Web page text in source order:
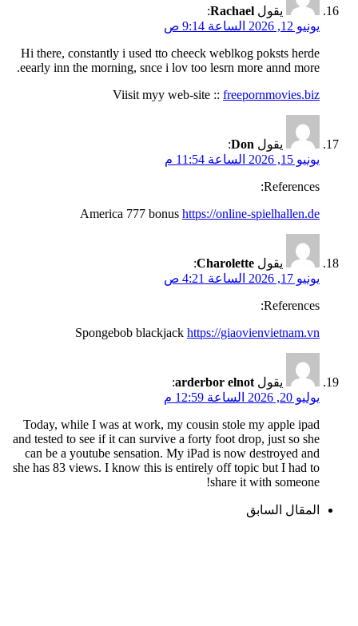
يقول Rachael
:
يونيو 12, 2026 الساعة 9:14 ص
Hi there, constantly i used tto cheeck weblkog poksts herde
eearly inn the morning, snce i lov too lesrn more annd more.
Viisit myy web-site :: freepornmovies.biz
يقول Don
:
يونيو 15, 2026 الساعة 11:54 م
References:
America 777 bonus https://online-spielhallen.de
يقول Charolette
:
يونيو 17, 2026 الساعة 4:21 ص
References:
Spongebob blackjack https://giaovienvietnam.vn
يقول arderbor elnot
:
يوليو 20, 2026 الساعة 12:59 م
Today, while I was at work, my cousin stole my apple ipad
and tested to see if it can survive a forty foot drop, just so she
can be a youtube sensation. My iPad is now destroyed and
she has 83 views. I know this is entirely off topic but I had to
share it with someone!
المقال السابق